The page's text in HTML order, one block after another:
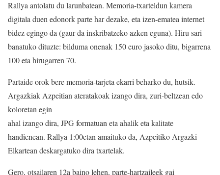
Rallya antolatu du larunbatean. Memoria-txarteldun kamera
digitala duen edonork parte har dezake, eta izen-ematea internet
bidez egingo da (gaur da inskribatzeko azken eguna). Hiru sari
banatuko dituzte: bilduma onenak 150 euro jasoko ditu, bigarrena
100 eta hirugarren 70.
Partaide orok bere memoria-tarjeta ekarri beharko du, hutsik.
Argazkiak Azpeitian ateratakoak izango dira, zuri-beltzean edo
koloretan egin
ahal izango dira, JPG formatuan eta ahalik eta kalitate
handienean. Rallya 1:00etan amaituko da, Azpeitiko Argazki
Elkartean deskargatuko dira txartelak.
Gero, otsailaren 12a baino lehen, parte-hartzaileek gai